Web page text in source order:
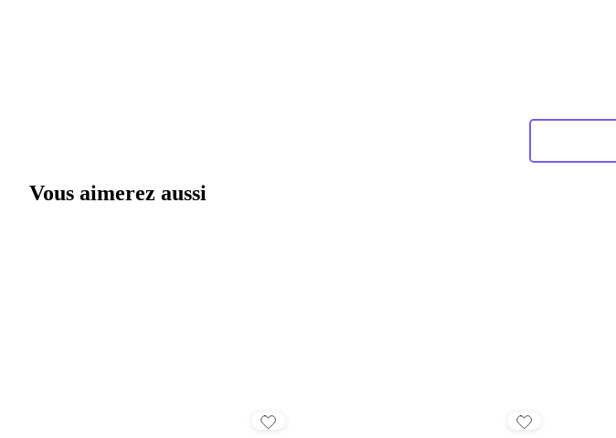
Vous aimerez aussi